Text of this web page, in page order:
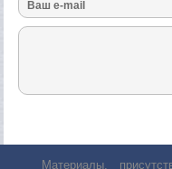
Материалы,